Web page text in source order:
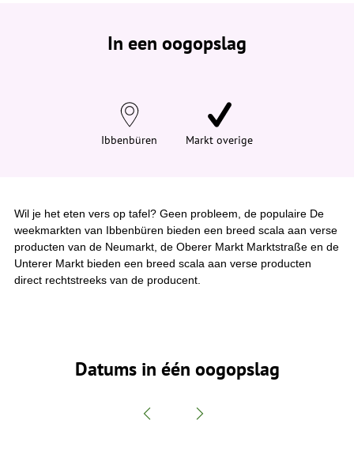
In een oogopslag
Ibbenbüren Markt overige
Wil je het eten vers op tafel? Geen probleem, de populaire De
weekmarkten van Ibbenbüren bieden een breed scala aan verse
producten van de Neumarkt, de Oberer Markt Marktstraße en de
Unterer Markt bieden een breed scala aan verse producten
direct rechtstreeks van de producent.
Datums in één oogopslag